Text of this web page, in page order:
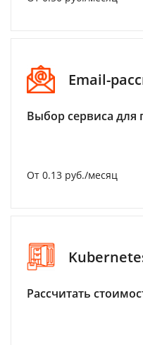
Email-
Выбор сервиса для
От 0.13 руб./месяц
Рассчитать